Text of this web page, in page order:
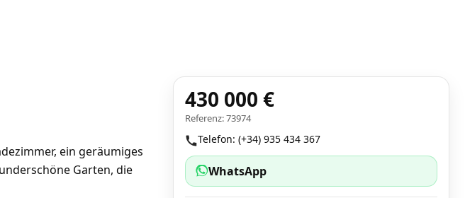
ein geräumiges
Garten, die
430 000 €
Referenz: 73974
Telefon: (+34) 935 434 367
WhatsApp